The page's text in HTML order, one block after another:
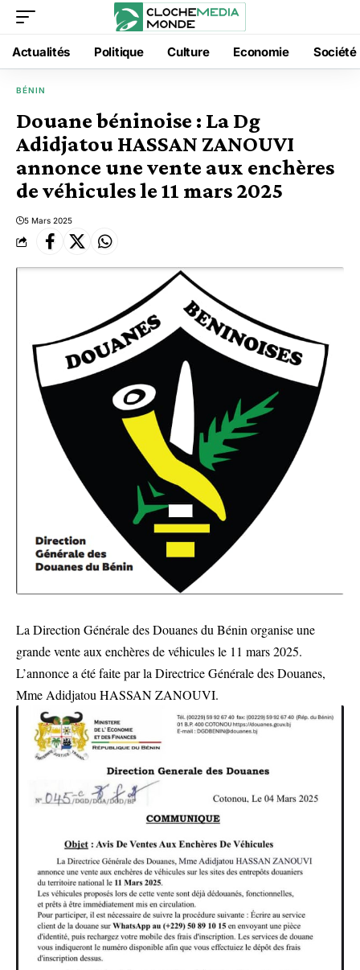
Actualités Politique Culture Economie Société
BÉNIN
Douane béninoise : La Dg
Adidjatou HASSAN ZANOUVI
annonce une vente aux enchères
de véhicules le 11 mars 2025
5 Mars 2025
La Direction Générale des Douanes du Bénin organise une
grande vente aux enchères de véhicules le 11 mars 2025.
L’annonce a été faite par la Directrice Générale des Douanes,
Mme Adidjatou HASSAN ZANOUVI.